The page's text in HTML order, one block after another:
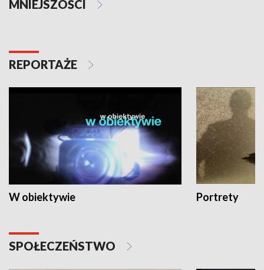
MNIEJSZOŚCI
REPORTAŻE
W obiektywie Portrety
SPOŁECZEŃSTWO